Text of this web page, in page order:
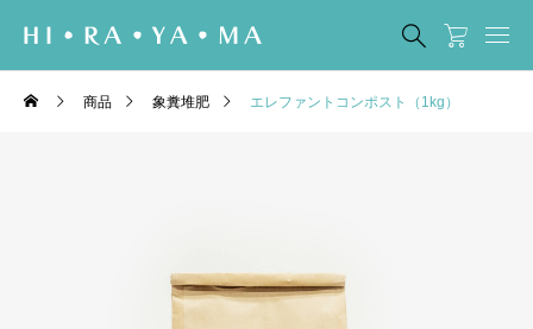
商品 象糞堆肥 エレファントコンポスト（1kg）